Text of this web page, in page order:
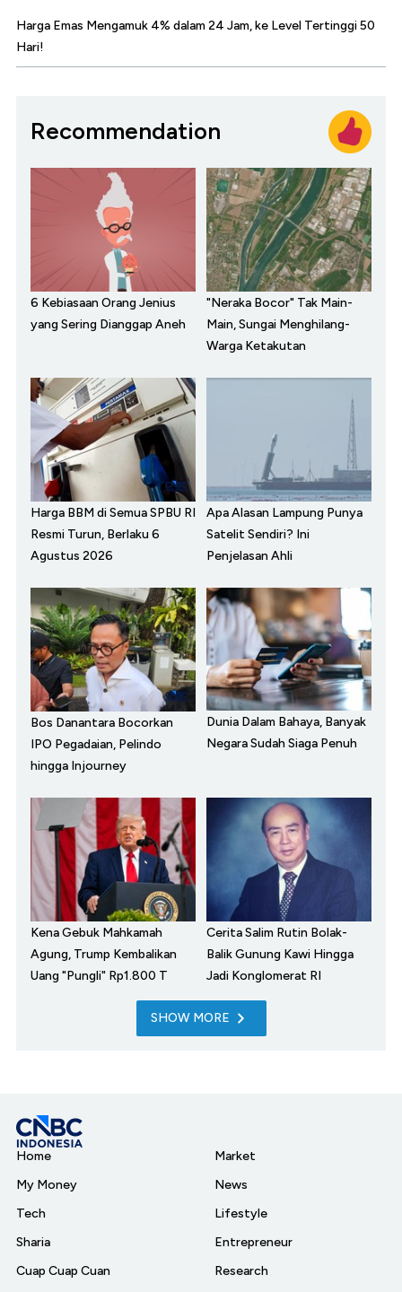
Harga Emas Mengamuk 4% dalam 24 Jam, ke Level Tertinggi 50
Hari!
Recommendation
6 Kebiasaan Orang Jenius
yang Sering Dianggap Aneh
"Neraka Bocor" Tak Main-
Main, Sungai Menghilang-
Warga Ketakutan
Harga BBM di Semua SPBU RI
Resmi Turun, Berlaku 6
Agustus 2026
Apa Alasan Lampung Punya
Satelit Sendiri? Ini
Penjelasan Ahli
Bos Danantara Bocorkan
IPO Pegadaian, Pelindo
hingga Injourney
Dunia Dalam Bahaya, Banyak
Negara Sudah Siaga Penuh
Kena Gebuk Mahkamah
Agung, Trump Kembalikan
Uang "Pungli" Rp1.800 T
Cerita Salim Rutin Bolak-
Balik Gunung Kawi Hingga
Jadi Konglomerat RI
SHOW MORE
Home
My Money
Tech
Sharia
Cuap Cuap Cuan
Market
News
Lifestyle
Entrepreneur
Research